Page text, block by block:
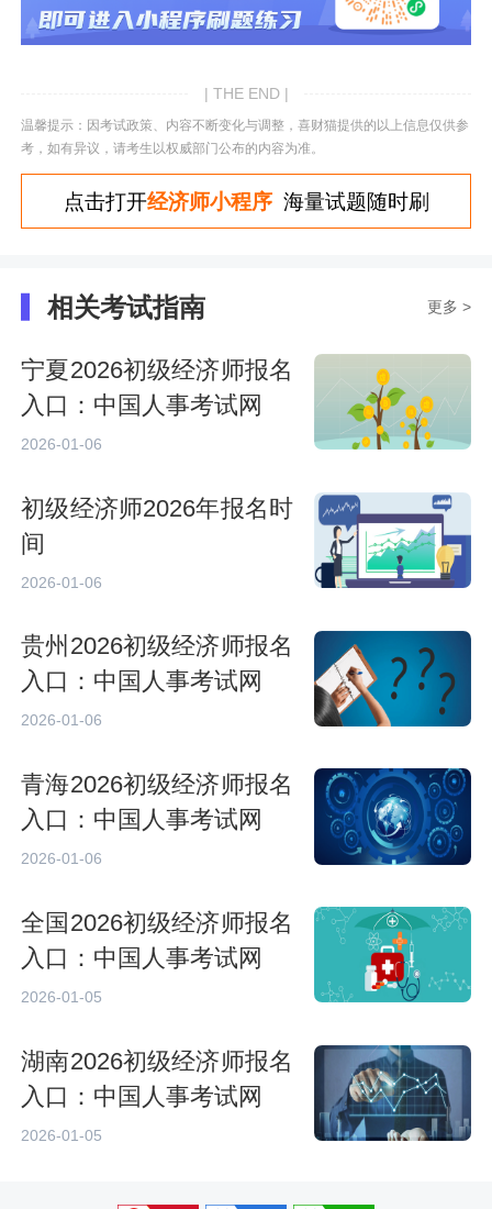
| THE END |
温馨提示：因考试政策、内容不断变化与调整，喜财猫提供的以上信息仅供参
考，如有异议，请考生以权威部门公布的内容为准。
点击打开经济师小程序海量试题随时刷
相关考试指南 更多 >
宁夏2026初级经济师报名
入口：中国人事考试网
2026-01-06
初级经济师2026年报名时
间
2026-01-06
贵州2026初级经济师报名
入口：中国人事考试网
2026-01-06
青海2026初级经济师报名
入口：中国人事考试网
2026-01-06
全国2026初级经济师报名
入口：中国人事考试网
2026-01-05
湖南2026初级经济师报名
入口：中国人事考试网
2026-01-05